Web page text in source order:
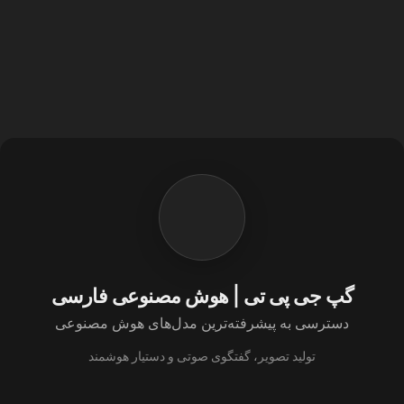
گپ جی پی تی | هوش مصنوعی فارسی
دسترسی به پیشرفته‌ترین مدل‌های هوش مصنوعی
تولید تصویر، گفتگوی صوتی و دستیار هوشمند